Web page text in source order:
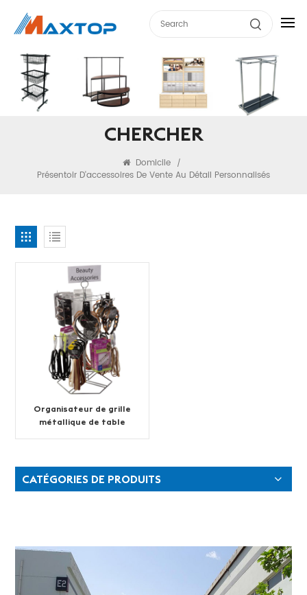
CHERCHER
Domicile /
Présentoir D'accessoires De Vente Au Détail Personnalisés
Organisateur de grille
métallique de table
CATÉGORIES DE PRODUITS